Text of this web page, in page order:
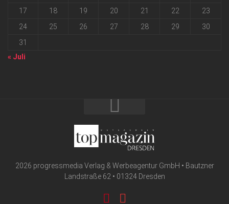
17
18 19 20 21 22
23
24
25 26 27 28 29
30
31
« Juli
2026 progressmedia Verlag & Werbeagentur GmbH • Bautzner
Landstraße 62 • 01324 Dresden